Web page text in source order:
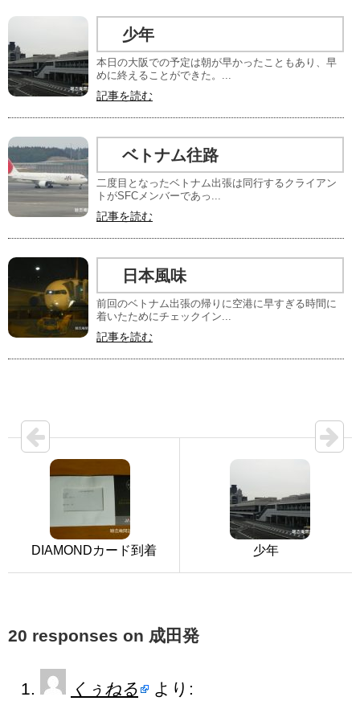
少年
本日の大阪での予定は朝が早かったこともあり、早
めに終えることができた。...
記事を読む
ベトナム往路
二度目となったベトナム出張は同行するクライアン
トがSFCメンバーであっ...
記事を読む
日本風味
前回のベトナム出張の帰りに空港に早すぎる時間に
着いたためにチェックイン...
記事を読む
DIAMONDカード到着 少年
20 responses on 成田発
くぅねる より: